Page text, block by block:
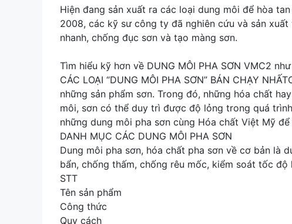
Hiện đang sản xuất ra các loại dung môi để hòa
2008, các kỹ sư công ty đã nghiên cứu và sản
nhanh, chống đục sơn và tạo màng sơn.
Tìm hiểu kỹ hơn về DUNG MÔI PHA SƠN VMC2
CÁC LOẠI “DUNG MÔI PHA SƠN” BÁN CHẠY
những sản phẩm sơn. Trong đó, những hóa chất
môi, sơn có thể duy trì được độ lỏng trong quá
những dung môi pha sơn cùng Hóa chất Việt Mỹ
DANH MỤC CÁC DUNG MÔI PHA SƠN
Dung môi pha sơn, hóa chất pha sơn về cơ bản là
bẩn, chống thấm, chống rêu mốc, kiểm soát tốc
STT
Tên sản phẩm
Công thức
Quy cách